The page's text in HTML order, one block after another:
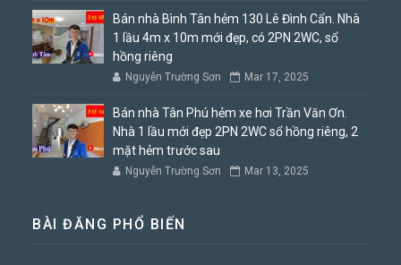
Bán nhà Bình Tân hẻm 130 Lê Đình Cẩn. Nhà
1 lầu 4m x 10m mới đẹp, có 2PN 2WC, sổ
hồng riêng
Nguyễn Trường Sơn Mar 17, 2025
Bán nhà Tân Phú hẻm xe hơi Trần Văn Ơn.
Nhà 1 lầu mới đẹp 2PN 2WC sổ hồng riêng, 2
mặt hẻm trước sau
Nguyễn Trường Sơn Mar 13, 2025
BÀI ĐĂNG PHỔ BIẾN